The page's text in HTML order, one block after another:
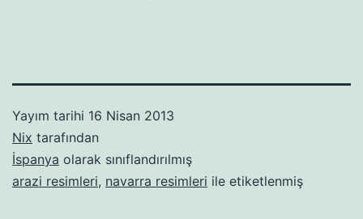
Yayım tarihi 16 Nisan 2013
Nix tarafından
İspanya olarak sınıflandırılmış
arazi resimleri, navarra resimleri ile etiketlenmiş